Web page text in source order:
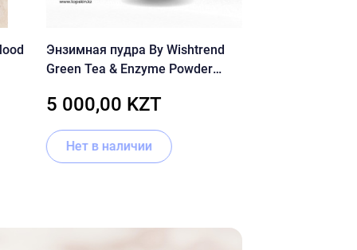
Энзимная пудра By Wishtrend
Green Tea & Enzyme Powder
5 000,00 KZT
Нет в наличии